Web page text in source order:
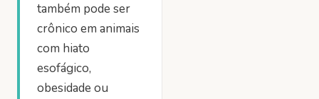
também pode ser
crônico em animais
com hiato
esofágico,
obesidade ou